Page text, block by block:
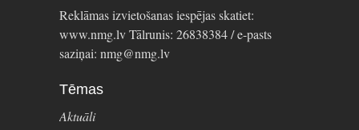
Reklāmas izvietošanas iespējas skatiet:
www.nmg.lv Tālrunis: 26838384 / e-pasts
saziņai: nmg@nmg.lv
Tēmas
Aktuāli